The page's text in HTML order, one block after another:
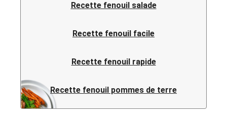
Recette fenouil salade
Recette fenouil facile
Recette fenouil rapide
Recette fenouil pommes de terre